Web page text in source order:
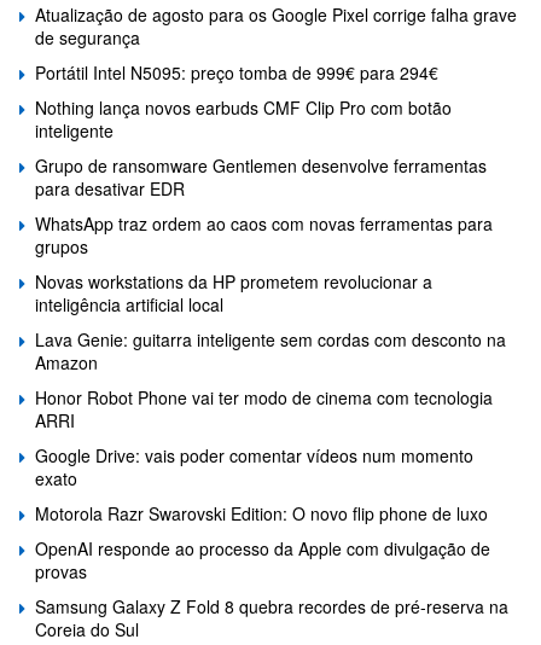
Atualização de agosto para os Google Pixel corrige falha grave
de segurança
Portátil Intel N5095: preço tomba de 999€ para 294€
Nothing lança novos earbuds CMF Clip Pro com botão
inteligente
Grupo de ransomware Gentlemen desenvolve ferramentas
para desativar EDR
WhatsApp traz ordem ao caos com novas ferramentas para
grupos
Novas workstations da HP prometem revolucionar a
inteligência artificial local
Lava Genie: guitarra inteligente sem cordas com desconto na
Amazon
Honor Robot Phone vai ter modo de cinema com tecnologia
ARRI
Google Drive: vais poder comentar vídeos num momento
exato
Motorola Razr Swarovski Edition: O novo flip phone de luxo
OpenAI responde ao processo da Apple com divulgação de
provas
Samsung Galaxy Z Fold 8 quebra recordes de pré-reserva na
Coreia do Sul